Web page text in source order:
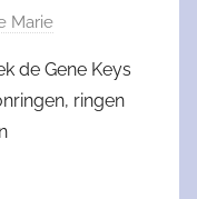
Marie
de Gene Keys
ringen